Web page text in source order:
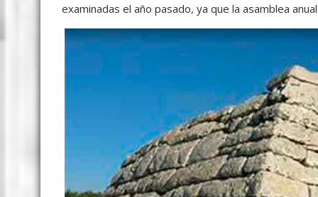
examinadas el año pasado, ya que la asamblea